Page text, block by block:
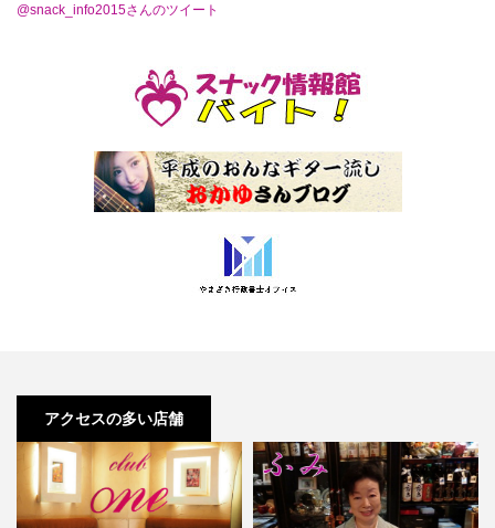
@snack_info2015さんのツイート
アクセスの多い店舗